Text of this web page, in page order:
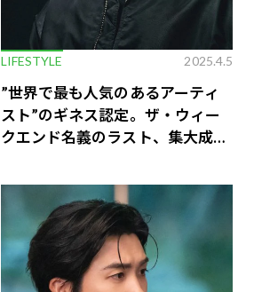
LIFESTYLE 2025.4.5
”世界で最も人気のあるアーティ
スト”のギネス認定。ザ・ウィー
クエンド名義のラスト、集大成的
TOMORROW』